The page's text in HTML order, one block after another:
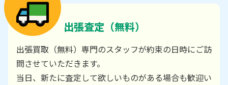
出張査定（無料）
出張買取（無料）専門のスタッフが約束の日時にご訪
問させていただきます。
当日、新たに査定して欲しいものがある場合も歓迎い